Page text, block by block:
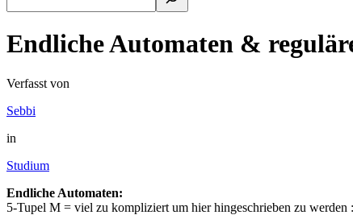
Endliche Automaten &
Verfasst von
Sebbi
in
Studium
Endliche Automaten:
5-Tupel M = viel zu kompliziert um hier hingeschrieben zu werden